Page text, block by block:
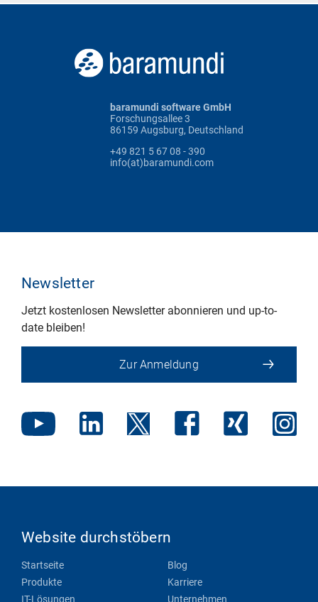
baramundi software GmbH
Forschungsallee 3
86159 Augsburg, Deutschland
+49 821 5 67 08 - 390
info(at)baramundi.com
Newsletter
Jetzt kostenlosen Newsletter abonnieren und up-to-
date bleiben!
Zur Anmeldung
Website durchstöbern
Startseite
Produkte
IT-Lösungen
Blog
Karriere
Unternehmen